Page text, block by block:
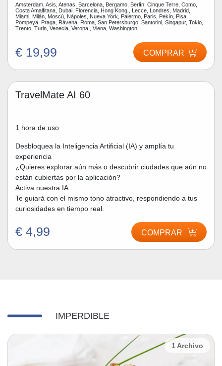
Amsterdam, Asis, Atenas, Barcelona, Bergamo, Berlín, Cinque Terre, Como,
Costa Amalfitana, Dubai, Florencia, Hong Kong , Lecce, Londres, Madrid,
Miami, Milán, Moscù, Nápoles, Nueva York, Palermo, Paris, Pekín, Pisa,
Pompeya, Praga, Rávena, Roma, San Petersburgo, Santorini, Singapur, Tokio,
Trento, Turin, Venecia, Verona , Viena, Washington
€ 19,99 COMPRAR
TravelMate AI 60
1 hora de uso
Desbloquea la Inteligencia Artificial (IA) y amplía tu
experiencia
¿Quieres explorar aún más o descubrir ciudades que aún no
están cubiertas por la aplicación?
Activa nuestra IA.
Te guiará con el mismo tono atractivo, respondiendo a tus
curiosidades en tiempo real.
€ 4,99 COMPRAR
IMPERDIBLE
1 Archivo